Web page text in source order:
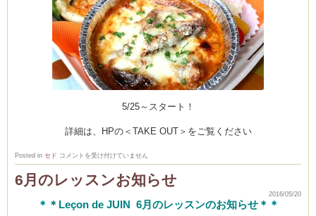
5/25～スタート！
詳細は、HPの＜TAKE OUT＞をご覧ください
Posted in セド お
弁
が
コメントを受け付けていません
6月のレッスンお知らせ
2016/05/20
＊＊Leçon de JUIN 6月のレッスンのお知らせ＊＊